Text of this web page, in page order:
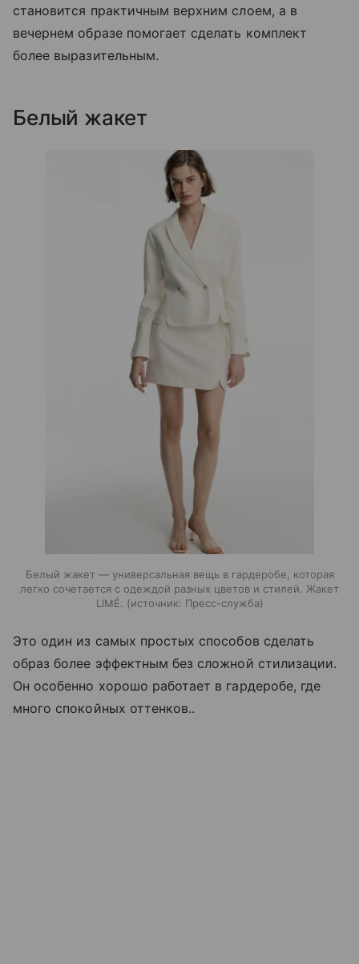
становится практичным верхним слоем, а в
вечернем образе помогает сделать комплект
более выразительным.
Белый жакет
Белый жакет — универсальная вещь в гардеробе, которая
легко сочетается с одеждой разных цветов и стилей. Жакет
LIMÉ.
источник: Пресс-служба
Это один из самых простых способов сделать
образ более эффектным без сложной стилизации.
Он особенно хорошо работает в гардеробе, где
много спокойных оттенков..